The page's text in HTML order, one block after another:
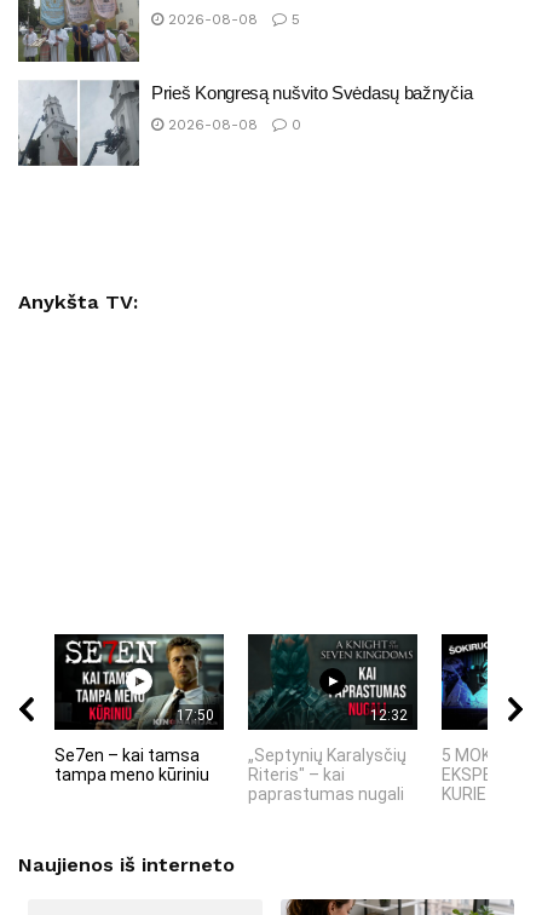
2026-08-08 5
Prieš Kongresą nušvito Svėdasų bažnyčia
2026-08-08 0
Anykšta TV:
17:50
Se7en – kai tamsa
tampa meno kūriniu
12:32
„Septynių Karalysčių
Riteris" – kai
paprastumas nugali
5 MOKSLINIAI
KURIE
Naujienos iš interneto